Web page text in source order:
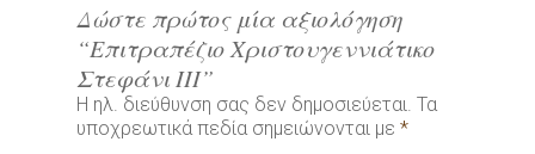
Δώστε πρώτος μία αξιολόγηση
“Επιτραπέζιο Χριστουγεννιάτικο
Στεφάνι ΙΙΙ”
Η ηλ. διεύθυνση σας δεν δημοσιεύεται. Τα
υποχρεωτικά πεδία σημειώνονται με *